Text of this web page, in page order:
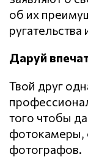
об их
Даруй
Твой друг
того чтобы
фотокамеры,
фотографов.